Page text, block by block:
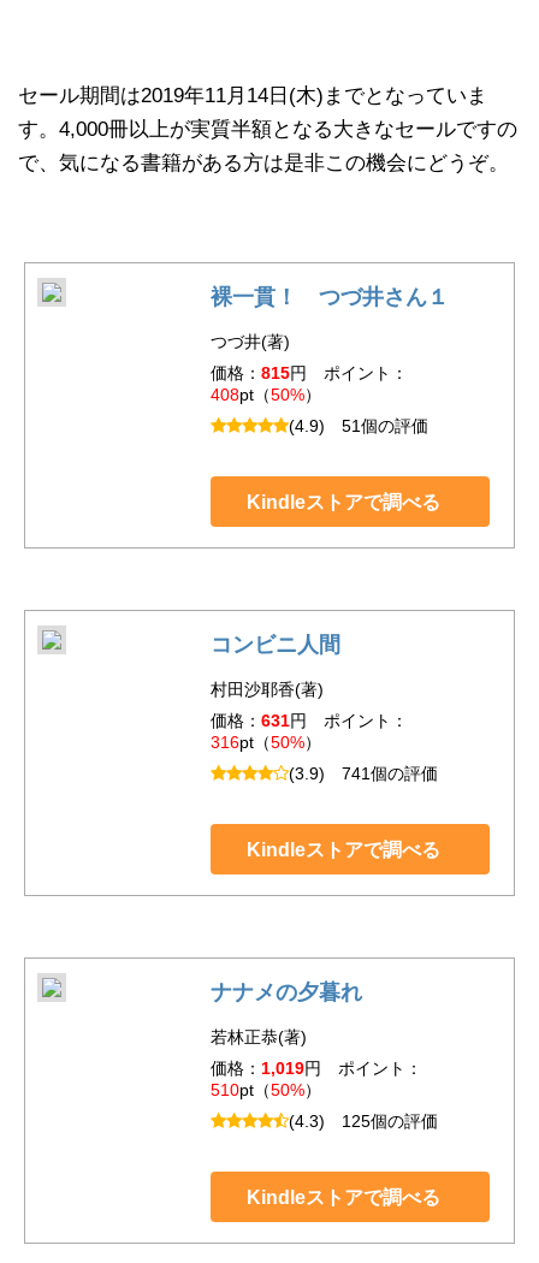
セール期間は2019年11月14日(木)までとなっていま
す。4,000冊以上が実質半額となる大きなセールですの
で、気になる書籍がある方は是非この機会にどうぞ。
裸一貫！ つづ井さん１
つづ井(著)
価格： 815円 ポイント：
408pt（50%）
(4.9) 51個の評価
Kindleストアで調べる
コンビニ人間
村田沙耶香(著)
価格： 631円 ポイント：
316pt（50%）
(3.9) 741個の評価
Kindleストアで調べる
ナナメの夕暮れ
若林正恭(著)
価格： 1,019円 ポイント：
510pt（50%）
(4.3) 125個の評価
Kindleストアで調べる